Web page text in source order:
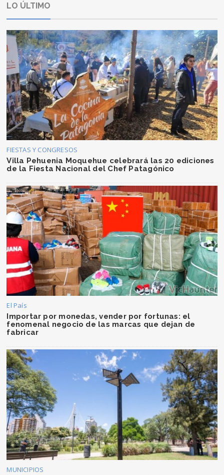
LO ÚLTIMO
FIESTAS Y CONGRESOS
Villa Pehuenia Moquehue celebrará las 20 ediciones
de la Fiesta Nacional del Chef Patagónico
El País
Importar por monedas, vender por fortunas: el
fenomenal negocio de las marcas que dejan de
fabricar
MUNICIPIOS